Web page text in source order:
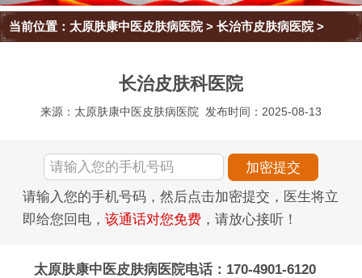
当前位置： 太原肤康中医皮肤病医院>长治市皮肤病医院>
长治皮肤科医院
来源：太原肤康中医皮肤病医院 发布时间：2025-08-13
请输入您的手机号码，然后点击加密提交，医生将立
即给您回电， 该通话对您免费 ，请放心接听！
太原肤康中医皮肤病医院电话：170-4901-6120